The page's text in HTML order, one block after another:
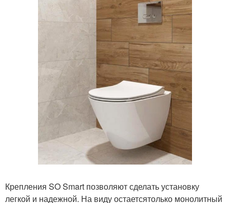
Крепления SO Smart позволяют сделать установку
легкой и надежной. На виду остаетсятолько монолитный